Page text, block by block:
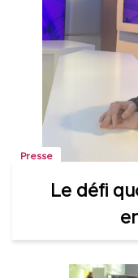
Presse
Le défi